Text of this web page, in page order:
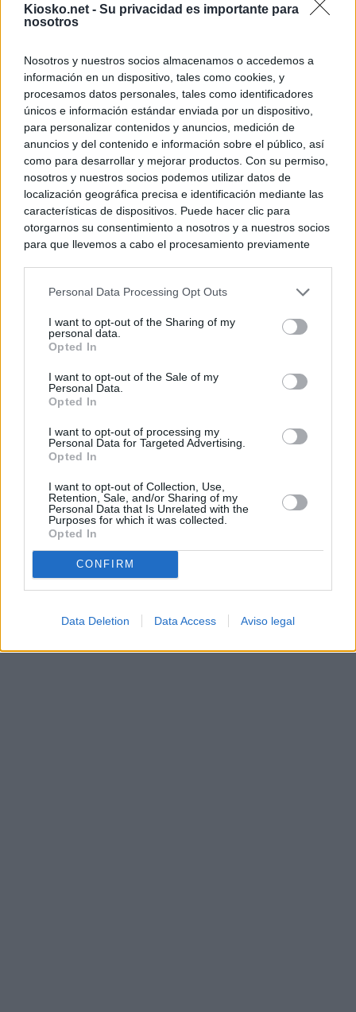
Kiosko.net - Su privacidad es importante para
nosotros
Nosotros y nuestros socios almacenamos o accedemos a
información en un dispositivo, tales como cookies, y
procesamos datos personales, tales como identificadores
únicos e información estándar enviada por un dispositivo,
para personalizar contenidos y anuncios, medición de
anuncios y del contenido e información sobre el público, así
como para desarrollar y mejorar productos. Con su permiso,
nosotros y nuestros socios podemos utilizar datos de
localización geográfica precisa e identificación mediante las
características de dispositivos. Puede hacer clic para
otorgarnos su consentimiento a nosotros y a nuestros socios
para que llevemos a cabo el procesamiento previamente
negar su consentimiento. Tenga en cuenta que algún
de su consentimiento, pero usted tiene el derecho de
rechazar tal procesamiento. Sus preferencias se aplicarán
cualquier momento entrando de nuevo en este sitio web o
visitando nuestra política de privacidad.
Personal Data Processing Opt Outs
I want to opt-out of the Sharing of my
personal data.
Opted In
I want to opt-out of the Sale of my
Personal Data.
Opted In
I want to opt-out of processing my
Personal Data for Targeted Advertising.
Opted In
I want to opt-out of Collection, Use,
Retention, Sale, and/or Sharing of my
Personal Data that Is Unrelated with the
Purposes for which it was collected.
Opted In
CONFIRM
Data Deletion Data Access Aviso legal